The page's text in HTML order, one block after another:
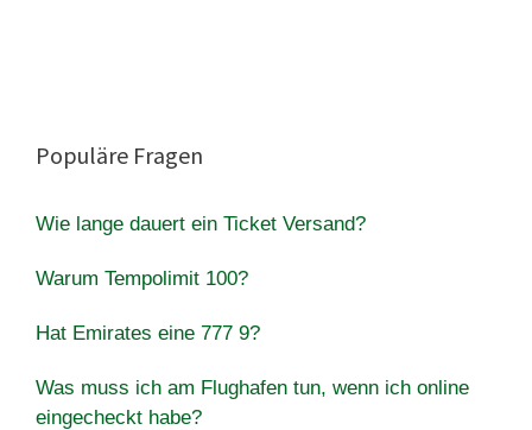
Populäre Fragen
Wie lange dauert ein Ticket Versand?
Warum Tempolimit 100?
Hat Emirates eine 777 9?
Was muss ich am Flughafen tun, wenn ich online
eingecheckt habe?